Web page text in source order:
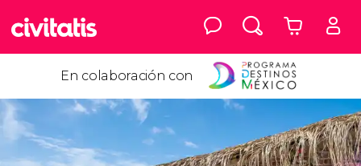
En colaboración con